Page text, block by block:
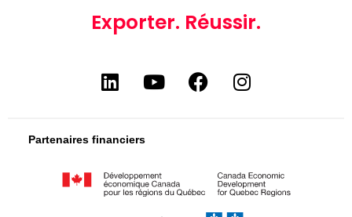
Exporter. Réussir.
Partenaires financiers